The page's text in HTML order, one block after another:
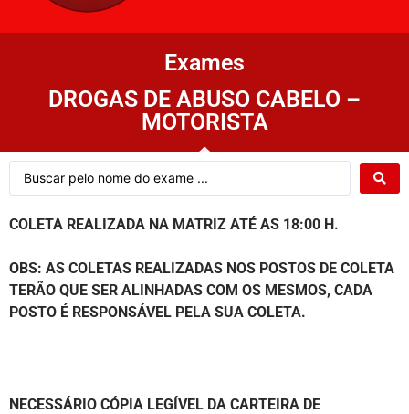
Exames
DROGAS DE ABUSO CABELO –
MOTORISTA
COLETA REALIZADA NA MATRIZ ATÉ AS 18:00 H.
OBS: AS COLETAS REALIZADAS NOS POSTOS DE COLETA
TERÃO QUE SER ALINHADAS COM OS MESMOS, CADA
POSTO É RESPONSÁVEL PELA SUA COLETA.
NECESSÁRIO CÓPIA LEGÍVEL DA CARTEIRA DE